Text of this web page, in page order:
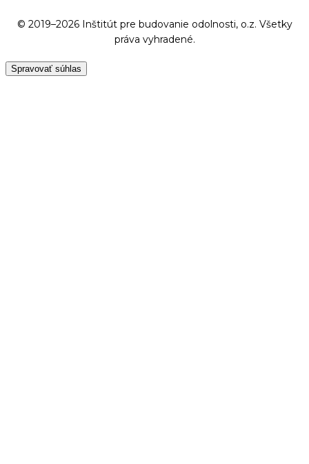
© 2019–2026 Inštitút pre budovanie odolnosti, o.z. Všetky
práva vyhradené.
Spravovať súhlas